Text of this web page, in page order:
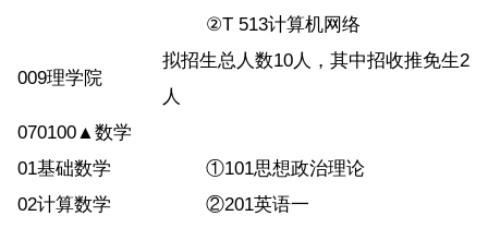
②T 513计算机网络
009理学院
拟招生总人数10人，其中招收推免生2
人
070100▲数学
01基础数学
02计算数学
①101思想政治理论
②201英语一